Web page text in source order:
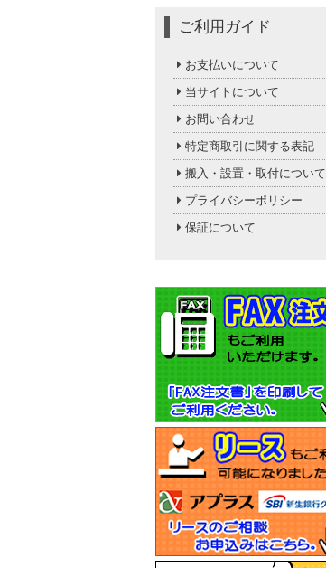
ご利用ガイド
お支払いについて
当サイトについて
お問い合わせ
特定商取引に関する表記
搬入・設置・取付について
プライバシーポリシー
保証について